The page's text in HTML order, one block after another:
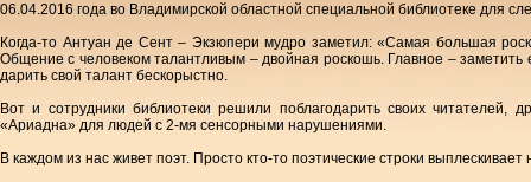
06.04.2016 года во Владимирской областной специальной библиотеке для
Когда-то Антуан де Сент – Экзюпери мудро заметил: «Самая большая
Общение с человеком талантливым – двойная роскошь. Главное –
дарить свой талант бескорыстно.
Вот и сотрудники библиотеки решили поблагодарить своих читателей,
«Ариадна» для людей с 2-мя сенсорными нарушениями.
В каждом из нас живет поэт. Просто кто-то поэтические строки